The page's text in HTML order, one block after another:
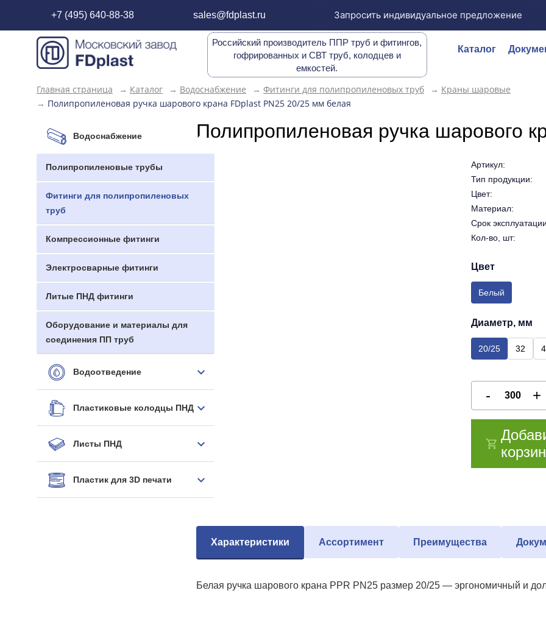
+7 (495) 640-88-38 sales@fdplast.ru Запросить индивидуальное предложение
Российский производитель ППР труб и фитингов,
гофрированных и СВТ труб, колодцев и
емкостей.
Каталог
Главная страница → Каталог → Водоснабжение → Фитинги для полипропиленовых труб → Краны шаровые
→ Полипропиленовая ручка шарового крана FDplast PN25 20/25 мм белая
Водоснабжение
Полипропиленовые трубы
Фитинги для полипропиленовых
труб
Компрессионные фитинги
Электросварные фитинги
Литые ПНД фитинги
Оборудование и материалы для
соединения ПП труб
Водоотведение
Пластиковые колодцы ПНД
Листы ПНД
Пластик для 3D печати
Полипропиленовая ручка шарового
Артикул:
Тип продукции:
Цвет:
Материал:
Срок
Кол-во, шт:
Цвет
Белый
Диаметр, мм
20/25 32
Характеристики Ассортимент Преимущества
Белая ручка шарового крана PPR PN25 размер 20/25 — эргономичный и